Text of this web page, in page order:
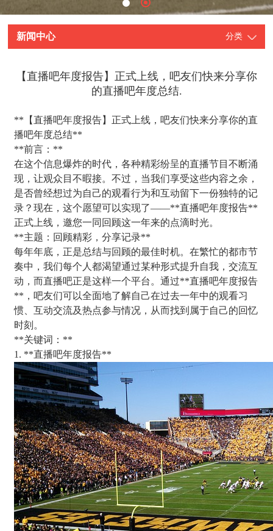
新闻中心 分类
【直播吧年度报告】正式上线，吧友们快来分享你
的直播吧年度总结.
**【直播吧年度报告】正式上线，吧友们快来分享你的直
播吧年度总结**
**前言：**
在这个信息爆炸的时代，各种精彩纷呈的直播节目不断涌
现，让观众目不暇接。不过，当我们享受这些内容之余，
是否曾经想过为自己的观看行为和互动留下一份独特的记
录？现在，这个愿望可以实现了——**直播吧年度报告**
正式上线，邀您一同回顾这一年来的点滴时光。
**主题：回顾精彩，分享记录**
每年年底，正是总结与回顾的最佳时机。在繁忙的都市节
奏中，我们每个人都渴望通过某种形式提升自我，交流互
动，而直播吧正是这样一个平台。通过**直播吧年度报告
**，吧友们可以全面地了解自己在过去一年中的观看习
惯、互动交流及热点参与情况，从而找到属于自己的回忆
时刻。
**关键词：**
1. **直播吧年度报告**